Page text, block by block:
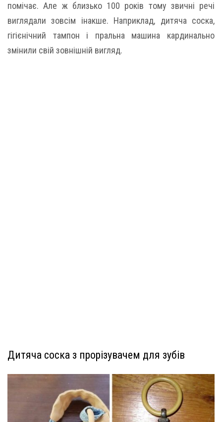
помічає. Але ж близько 100 років тому звичні речі
виглядали зовсім інакше. Наприклад, дитяча соска,
гігієнічний тампон і пральна машина кардинально
змінили свій зовнішній вигляд.
Дитяча соска з прорізувачем для зубів